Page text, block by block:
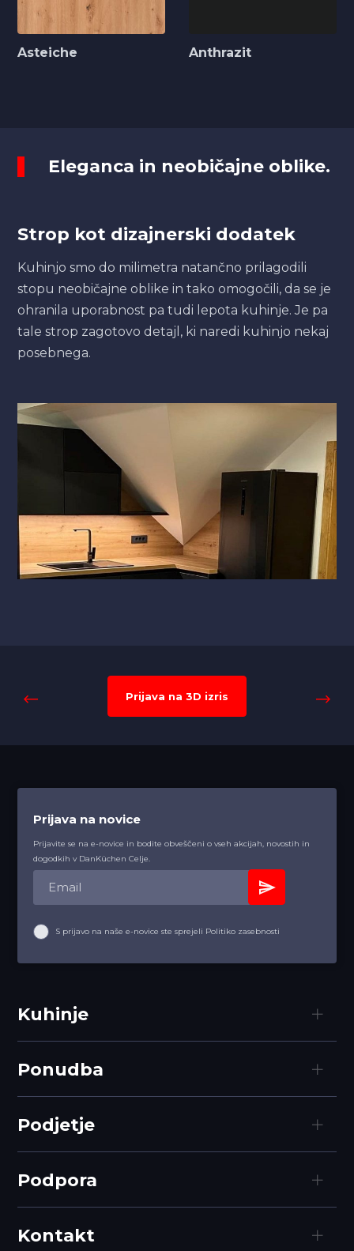
Asteiche Anthrazit
Eleganca in neobičajne oblike.
Strop kot dizajnerski dodatek
Kuhinjo smo do milimetra natančno prilagodili
stopu neobičajne oblike in tako omogočili, da se je
ohranila uporabnost pa tudi lepota kuhinje. Je pa
tale strop zagotovo detajl, ki naredi kuhinjo nekaj
posebnega.
Prijava na 3D izris
Prijava na novice
Prijavite se na e-novice in bodite obveščeni o vseh akcijah, novostih in
dogodkih v DanKüchen Celje.
S prijavo na naše e-novice ste sprejeli Politiko zasebnosti
Kuhinje
Ponudba
Podjetje
Podpora
Kontakt